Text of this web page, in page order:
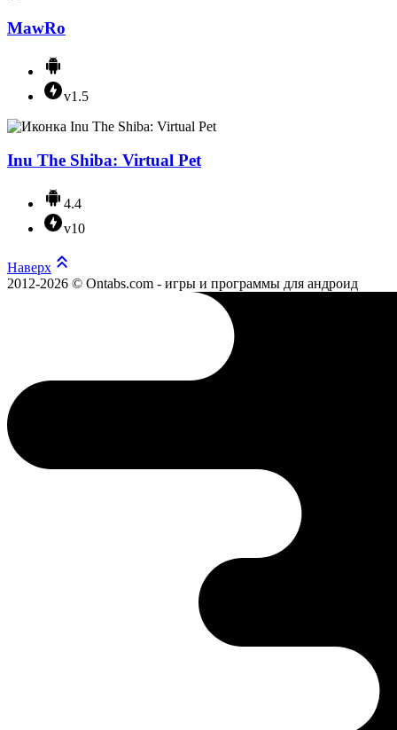
MawRo
v1.5
Inu The Shiba: Virtual Pet
4.4
v10
Наверх
2012-2026 © Ontabs.com - игры и программы для андроид